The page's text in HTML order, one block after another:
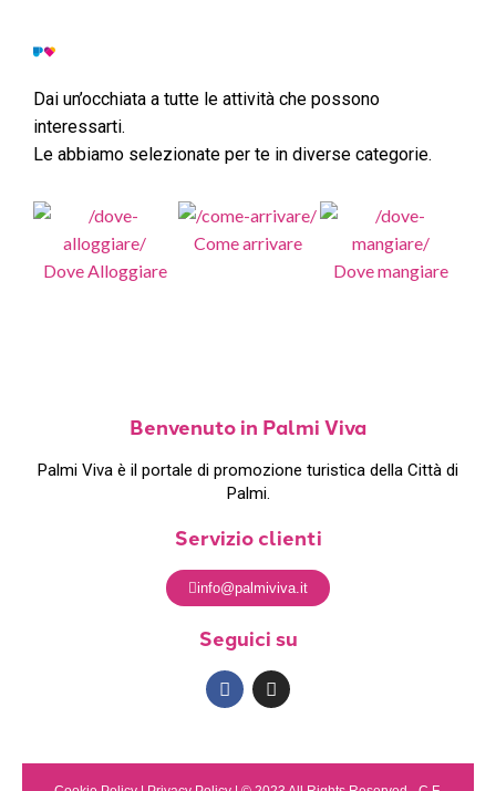
Dai un’occhiata a tutte le attività che possono
interessarti.
Le abbiamo selezionate per te in diverse categorie.
Dove Alloggiare
Come arrivare
Dove mangiare
Benvenuto in Palmi Viva
Palmi Viva è il portale di promozione turistica della Città di
Palmi.
Servizio clienti
info@palmiviva.it
Seguici su